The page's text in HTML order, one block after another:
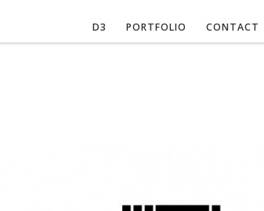
D3 PORTFOLIO CONTACT